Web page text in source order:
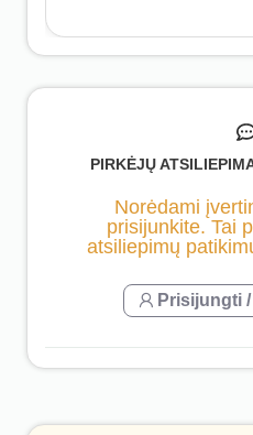
PIRKĖJŲ
Norėdami
prisijunkite. Tai
atsiliepimų
Prisijungti